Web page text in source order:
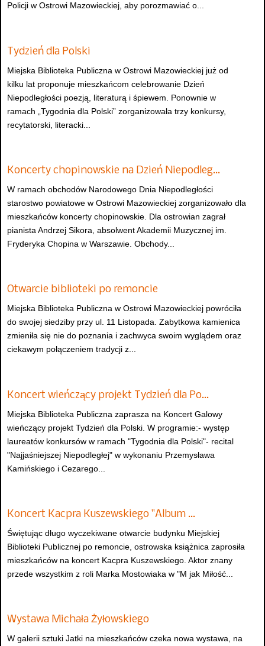
Policji w Ostrowi Mazowieckiej, aby porozmawiać o...
Tydzień dla Polski
Miejska Biblioteka Publiczna w Ostrowi Mazowieckiej już od
kilku lat proponuje mieszkańcom celebrowanie Dzień
Niepodległości poezją, literaturą i śpiewem. Ponownie w
ramach „Tygodnia dla Polski” zorganizowała trzy konkursy,
recytatorski, literacki...
Koncerty chopinowskie na Dzień Niepodleg…
W ramach obchodów Narodowego Dnia Niepodległości
starostwo powiatowe w Ostrowi Mazowieckiej zorganizowało dla
mieszkańców koncerty chopinowskie. Dla ostrowian zagrał
pianista Andrzej Sikora, absolwent Akademii Muzycznej im.
Fryderyka Chopina w Warszawie. Obchody...
Otwarcie biblioteki po remoncie
Miejska Biblioteka Publiczna w Ostrowi Mazowieckiej powróciła
do swojej siedziby przy ul. 11 Listopada. Zabytkowa kamienica
zmieniła się nie do poznania i zachwyca swoim wyglądem oraz
ciekawym połączeniem tradycji z...
Koncert wieńczący projekt Tydzień dla Po…
Miejska Biblioteka Publiczna zaprasza na Koncert Galowy
wieńczący projekt Tydzień dla Polski. W programie:- występ
laureatów konkursów w ramach "Tygodnia dla Polski"- recital
"Najjaśniejszej Niepodległej" w wykonaniu Przemysława
Kamińskiego i Cezarego...
Koncert Kacpra Kuszewskiego "Album …
Świętując długo wyczekiwane otwarcie budynku Miejskiej
Biblioteki Publicznej po remoncie, ostrowska książnica zaprosiła
mieszkańców na koncert Kacpra Kuszewskiego. Aktor znany
przede wszystkim z roli Marka Mostowiaka w "M jak Miłość...
Wystawa Michała Żyłowskiego
W galerii sztuki Jatki na mieszkańców czeka nowa wystawa, na